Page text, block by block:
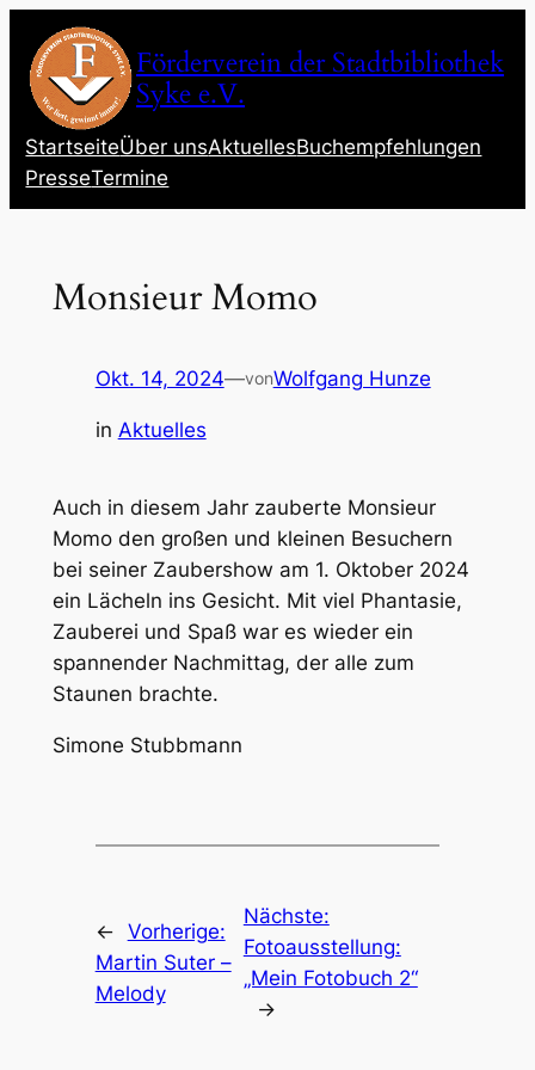
Inhalt
springen
Förderverein der Stadtbibliothek
Syke e.V.
StartseiteÜber unsAktuellesBuchempfehlungen
PresseTermine
Monsieur Momo
Okt. 14, 2024—vonWolfgang Hunze
in Aktuelles
Auch in diesem Jahr zauberte Monsieur
Momo den großen und kleinen Besuchern
bei seiner Zaubershow am 1. Oktober 2024
ein Lächeln ins Gesicht. Mit viel Phantasie,
Zauberei und Spaß war es wieder ein
spannender Nachmittag, der alle zum
Staunen brachte.
Simone Stubbmann
← Vorherige:
Martin Suter –
Melody
Nächste:
Fotoausstellung:
„Mein Fotobuch 2“
→